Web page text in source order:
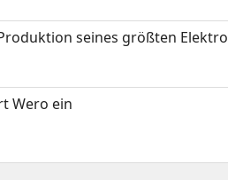
seines größten
Wero ein